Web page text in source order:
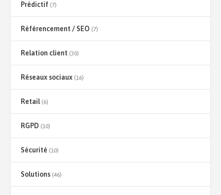
Prédictif (7)
Référencement / SEO (7)
Relation client (30)
Réseaux sociaux (16)
Retail(6)
RGPD (10)
Sécurité (10)
Solutions (46)